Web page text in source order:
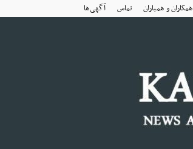
همکاران و همیاران تماس آگهی‌ها